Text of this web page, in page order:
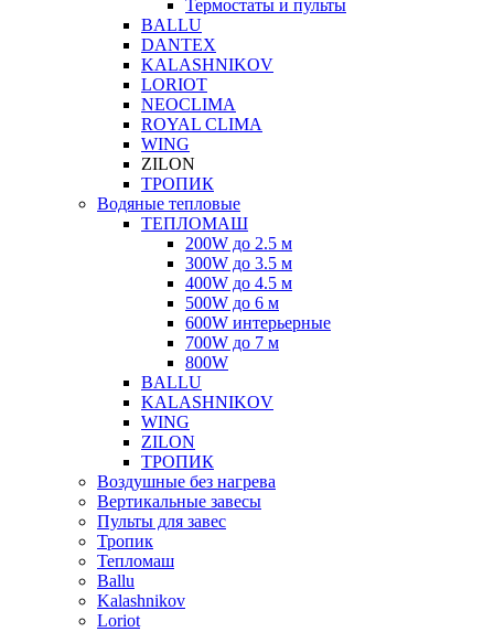
Термостаты и пульты
BALLU
DANTEX
KALASHNIKOV
LORIOT
NEOCLIMA
ROYAL CLIMA
WING
ZILON
ТРОПИК
Водяные тепловые
ТЕПЛОМАШ
200W до 2.5 м
300W до 3.5 м
400W до 4.5 м
500W до 6 м
600W интерьерные
700W до 7 м
800W
BALLU
KALASHNIKOV
WING
ZILON
ТРОПИК
Воздушные без нагрева
Вертикальные завесы
Пульты для завес
Тропик
Тепломаш
Ballu
Kalashnikov
Loriot